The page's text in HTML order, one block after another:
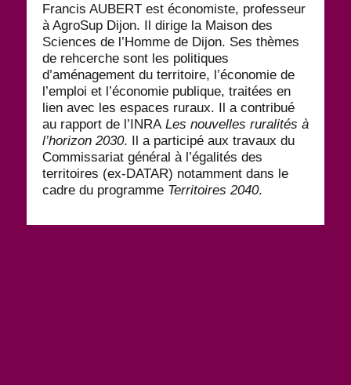
Francis AUBERT est économiste, professeur
à AgroSup Dijon. Il dirige la Maison des
Sciences de l’Homme de Dijon. Ses thèmes
de rehcerche sont les politiques
d’aménagement du territoire, l’économie de
l’emploi et l’économie publique, traitées en
lien avec les espaces ruraux. Il a contribué
au rapport de l’INRA Les nouvelles ruralités à
l’horizon 2030. Il a participé aux travaux du
Commissariat général à l’égalités des
territoires (ex-DATAR) notamment dans le
cadre du programme Territoires 2040.